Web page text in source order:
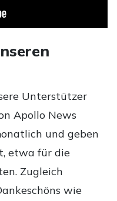
Unterstützer
Apollo News
und geben
etwa für die
Zugleich
wie